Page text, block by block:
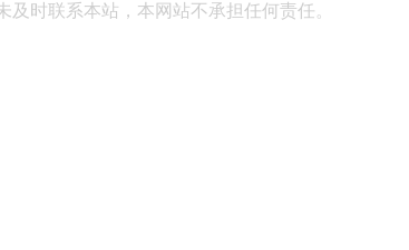
时联系本站，本网站不承担任何责任。